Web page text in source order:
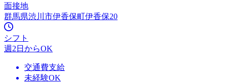
面接地
群馬県渋川市伊香保町伊香保20
シフト
週2日からOK
交通費支給
未経験OK